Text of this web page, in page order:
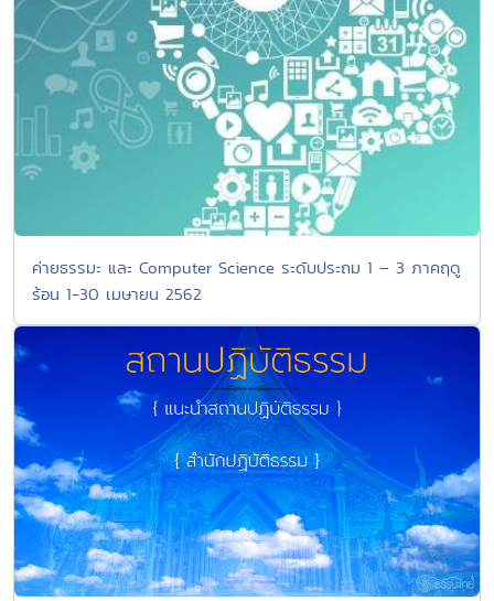
ค่ายธรรมะ และ Computer Science ระดับประถม 1 – 3 ภาคฤดู
ร้อน 1-30 เมษายน 2562